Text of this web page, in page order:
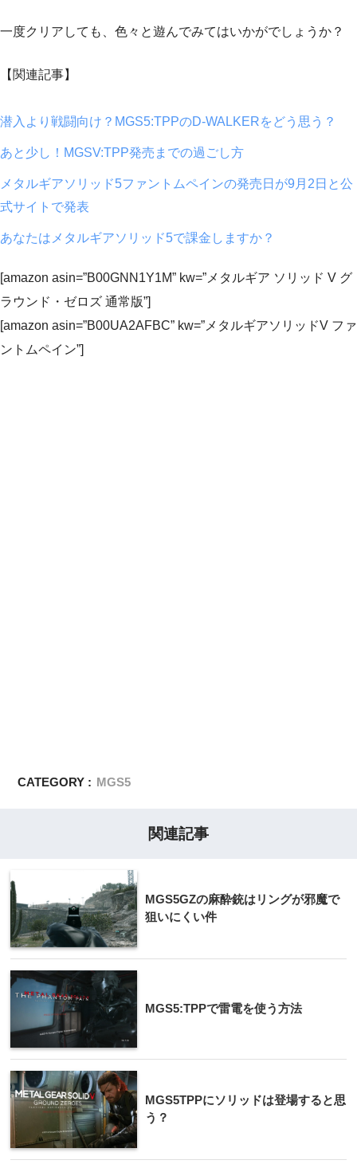
一度クリアしても、色々と遊んでみてはいかがでしょうか？
【関連記事】
潜入より戦闘向け？MGS5:TPPのD-WALKERをどう思う？
あと少し！MGSV:TPP発売までの過ごし方
メタルギアソリッド5ファントムペインの発売日が9月2日と公
式サイトで発表
あなたはメタルギアソリッド5で課金しますか？
[amazon asin=”B00GNN1Y1M” kw=”メタルギア ソリッド V グ
ラウンド・ゼロズ 通常版”]
[amazon asin=”B00UA2AFBC” kw=”メタルギアソリッドV ファ
ントムペイン”]
CATEGORY : MGS5
関連記事
MGS5GZの麻酔銃はリングが邪魔で
狙いにくい件
MGS5:TPPで雷電を使う方法
MGS5TPPにソリッドは登場すると思
う？